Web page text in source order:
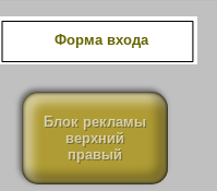
Форма входа
Блок рекламы
верхний
правый